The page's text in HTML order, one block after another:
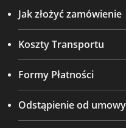
Jak złożyć zamówienie
Koszty Transportu
Formy Płatności
Odstąpienie od umowy